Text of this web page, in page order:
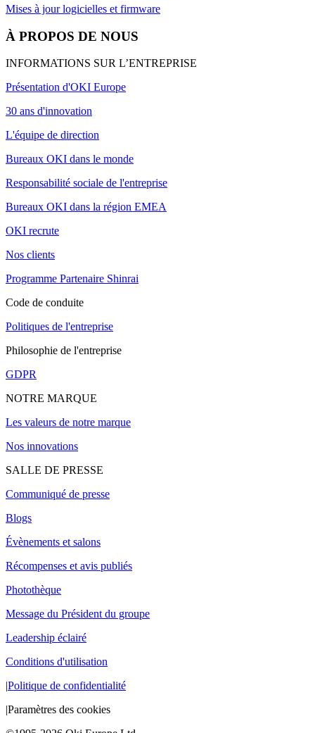
Mises à jour logicielles et firmware
À PROPOS DE NOUS
INFORMATIONS SUR L’ENTREPRISE
Présentation d'OKI Europe
30 ans d'innovation
L'équipe de direction
Bureaux OKI dans le monde
Responsabilité sociale de l'entreprise
Bureaux OKI dans la région EMEA
OKI recrute
Nos clients
Programme Partenaire Shinrai
Code de conduite
Politiques de l'entreprise
Philosophie de l'entreprise
GDPR
NOTRE MARQUE
Les valeurs de notre marque
Nos innovations
SALLE DE PRESSE
Communiqué de presse
Blogs
Évènements et salons
Récompenses et avis publiés
Photothèque
Message du Président du groupe
Leadership éclairé
Conditions d'utilisation
|Politique de confidentialité
|Paramètres des cookies